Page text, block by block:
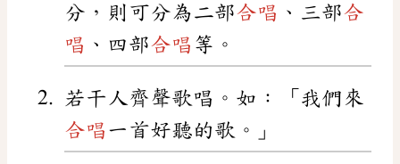
分，則可分為二部合唱 、三部合
唱 、四部合唱 等。
若干人齊聲歌唱。如：「我們來
合唱 一首好聽的歌。」